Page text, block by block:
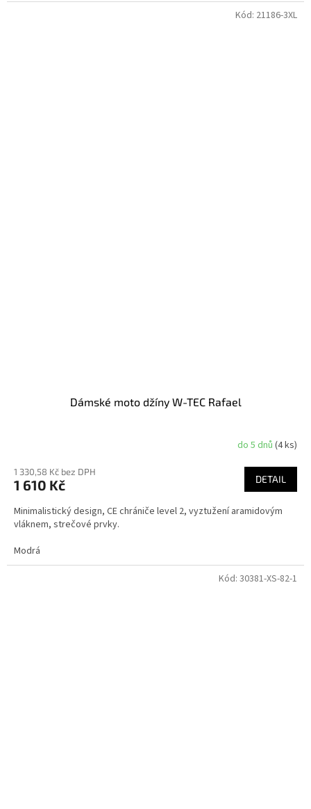
Dámské moto džíny W-TEC Rafael
do 5 dnů (4 ks)
1 330,58 Kč bez DPH
1 610 Kč DETAIL
Minimalistický design, CE chrániče level 2, vyztužení aramidovým
vláknem, strečové prvky.
Modrá
Kód: 21186-3XL
Kód: 30381-XS-82-1